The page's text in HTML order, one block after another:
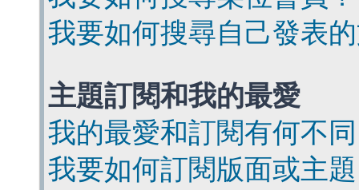
我要如何搜尋自己發表
主題訂閱和我的最愛
我的最愛和訂閱有何不
我要如何訂閱版面或主